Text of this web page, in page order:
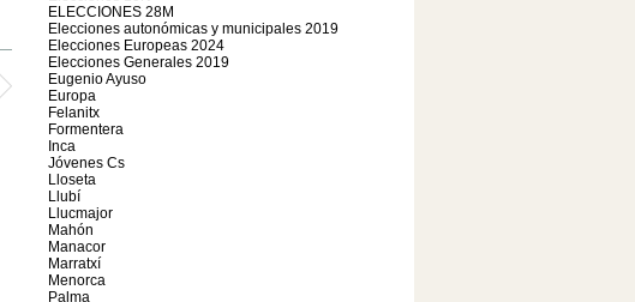
ELECCIONES 28M
Elecciones autonómicas y municipales 2019
Elecciones Europeas 2024
Elecciones Generales 2019
Eugenio Ayuso
Europa
Felanitx
Formentera
Inca
Jóvenes Cs
Lloseta
Llubí
Llucmajor
Mahón
Manacor
Marratxí
Menorca
Palma